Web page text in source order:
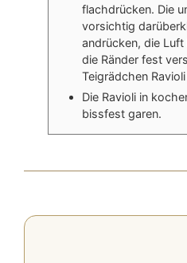
flachdrücken. Die
vorsichtig
andrücken, die
die Ränder fest
Teigrädchen
Die Ravioli in
bissfest garen.